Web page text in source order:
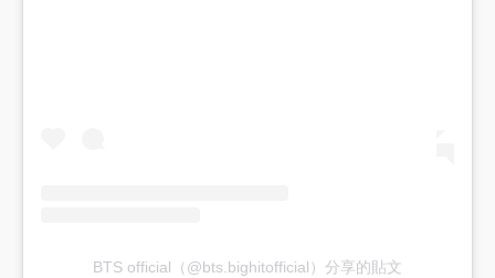
BTS official（@bts.bighitofficial）分享的貼文